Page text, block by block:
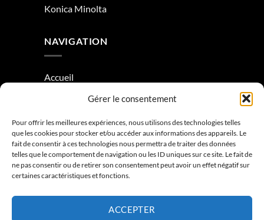
Gérer le consentement
Pour offrir les meilleures expériences, nous utilisons des technologies telles
que les cookies pour stocker et/ou accéder aux informations des appareils. Le
fait de consentir à ces technologies nous permettra de traiter des données
telles que le comportement de navigation ou les ID uniques sur ce site. Le fait de
ne pas consentir ou de retirer son consentement peut avoir un effet négatif sur
certaines caractéristiques et fonctions.
ACCEPTER
Konica Minolta
NAVIGATION
Accueil
Condition générale de vente
Mentions légales
Contactez-nous